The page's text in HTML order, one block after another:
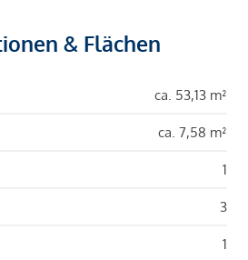
& Flächen
ca. 53,13 m²
ca. 7,58 m²
1
3
1